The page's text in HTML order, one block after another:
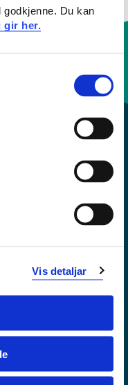
Du kan
gir her.
Vis detaljar